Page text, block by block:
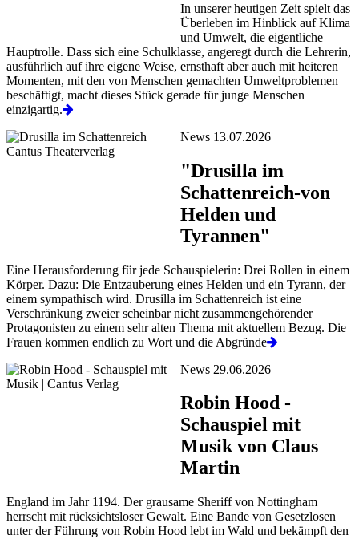
In unserer heutigen Zeit spielt das
Überleben im Hinblick auf Klima
und Umwelt, die eigentliche
Hauptrolle. Dass sich eine Schulklasse, angeregt durch die Lehrerin,
ausführlich auf ihre eigene Weise, ernsthaft aber auch mit heiteren
Momenten, mit den von Menschen gemachten Umweltproblemen
beschäftigt, macht dieses Stück gerade für junge Menschen
einzigartig.
News 13.07.2026
"Drusilla im
Schattenreich-von
Helden und
Tyrannen"
Eine Herausforderung für jede Schauspielerin: Drei Rollen in einem
Körper. Dazu: Die Entzauberung eines Helden und ein Tyrann, der
einem sympathisch wird. Drusilla im Schattenreich ist eine
Verschränkung zweier scheinbar nicht zusammengehörender
Protagonisten zu einem sehr alten Thema mit aktuellem Bezug. Die
Frauen kommen endlich zu Wort und die Abgründe
News 29.06.2026
Robin Hood -
Schauspiel mit
Musik von Claus
Martin
England im Jahr 1194. Der grausame Sheriff von Nottingham
herrscht mit rücksichtsloser Gewalt. Eine Bande von Gesetzlosen
unter der Führung von Robin Hood lebt im Wald und bekämpft den